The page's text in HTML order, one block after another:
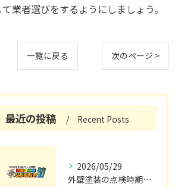
業者選びをするようにしましょう。
一覧に戻る 次のページ >
最近の投稿 Recent Posts
2026/05/29
外壁塗装の点検時期と施工の最適タイミング